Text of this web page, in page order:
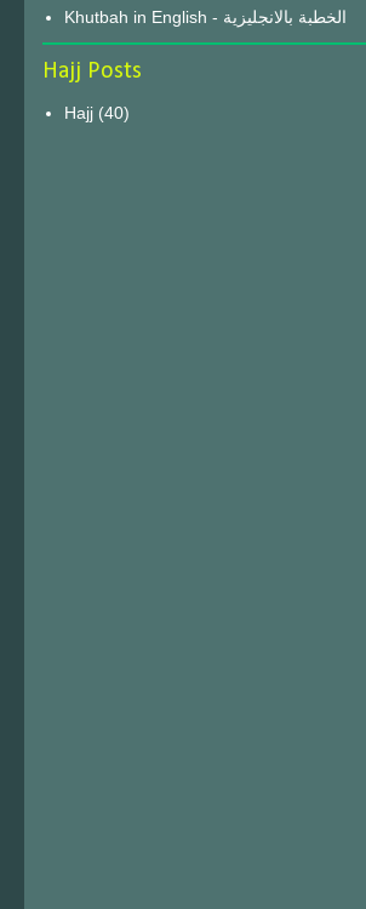
Khutbah in English - الخطبة بالانجليزية
Hajj Posts
Hajj (40)